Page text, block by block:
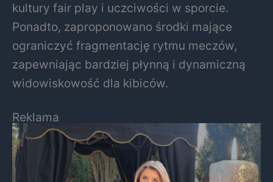
kultury fair play i uczciwości w sporcie.
Ponadto, zaproponowano środki mające
ograniczyć fragmentację rytmu meczów,
zapewniając bardziej płynną i dynamiczną
widowiskowość dla kibiców.
Reklama